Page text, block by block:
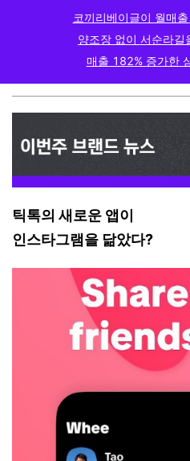
코끼리베이글이 월매
양조장 없이 서순라길
매출 182% 증가한
틱톡의 새로운 앱이
인스타그램을 닮았다?